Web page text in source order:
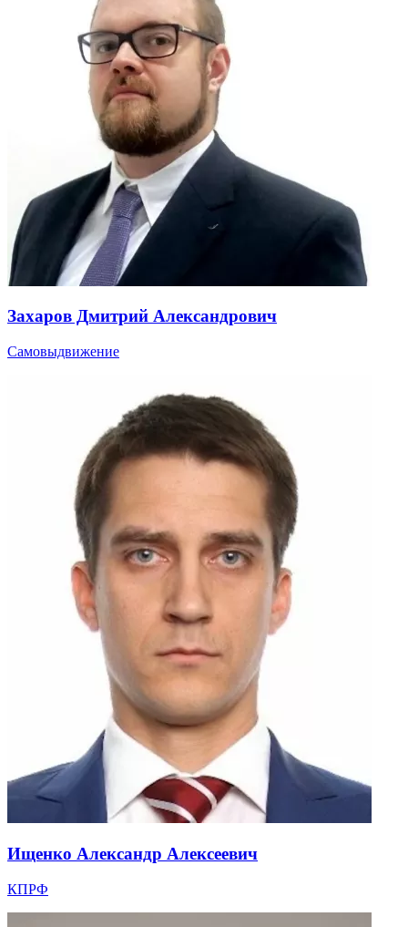
Захаров Дмитрий Александрович
Самовыдвижение
Ищенко Александр Алексеевич
КПРФ